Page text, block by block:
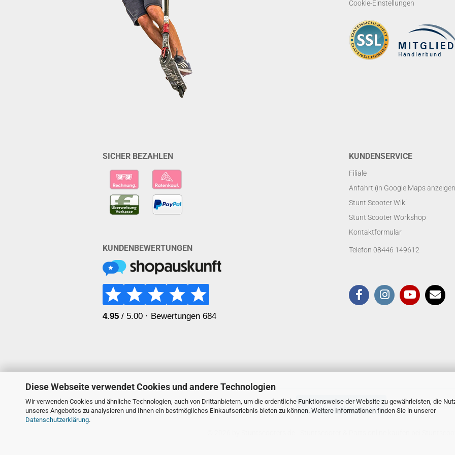
Diese Webseite verwendet Cookies und andere Technologien
Wir verwenden Cookies und ähnliche Technologien, auch von Drittanbietern, um die ordentliche Funktionsweise der Website zu gewährleisten, die
unseres Angebotes zu analysieren und Ihnen ein bestmögliches Einkaufserlebnis bieten zu können. Weitere Informationen finden Sie in unserer
Datenschutzerklärung.
Cookie-Einstellungen
SICHER BEZAHLEN
KUNDENBEWERTUNGEN
KUNDENSERVICE
Filiale
Anfahrt (in Google Maps
Stunt Scooter Wiki
Stunt Scooter Workshop
Kontaktformular
Telefon 08446 149612
Vertrag widerrufen